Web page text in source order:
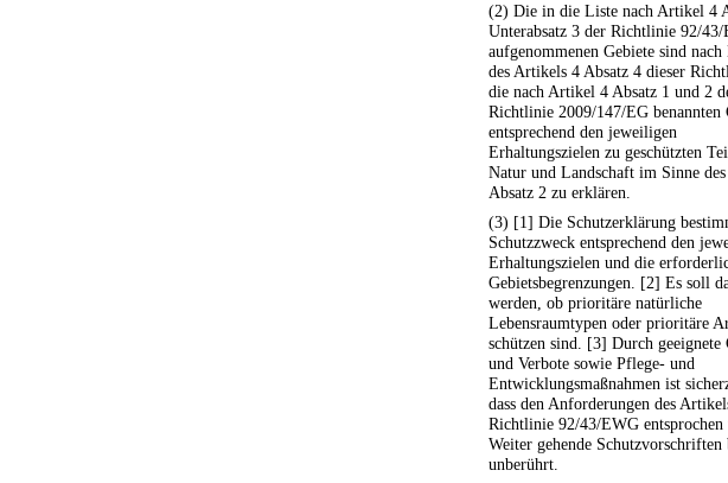
(2) Die in die Liste nach Artikel 4
Unterabsatz 3 der Richtlinie 92/43/
aufgenommenen Gebiete sind nach
des Artikels 4 Absatz 4 dieser
die nach Artikel 4 Absatz 1 und 2
Richtlinie 2009/147/EG benannten
entsprechend den jeweiligen
Erhaltungszielen zu geschützten
Natur und Landschaft im Sinne
Absatz 2 zu erklären.
(3) [1] Die Schutzerklärung
Schutzzweck entsprechend den
Erhaltungszielen und die
Gebietsbegrenzungen. [2] Es soll
werden, ob prioritäre natürliche
Lebensraumtypen oder prioritäre
schützen sind. [3] Durch geeignete
und Verbote sowie Pflege- und
Entwicklungsmaßnahmen ist
dass den Anforderungen des
Richtlinie 92/43/EWG
Weiter gehende Schutzvorschriften
unberührt.